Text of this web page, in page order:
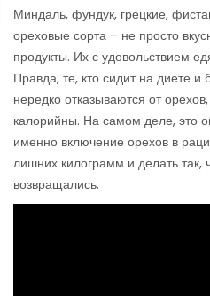
Миндаль, фундук, грецкие,
ореховые сорта – не просто
продукты. Их с удовольствием
Правда, те, кто сидит на диете
нередко отказываются от
калорийны. На самом деле, это
именно включение орехов в
лишних килограмм и делать
возвращались.